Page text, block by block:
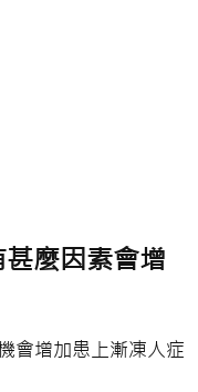
麼因素會增
會增加患上漸凍人症